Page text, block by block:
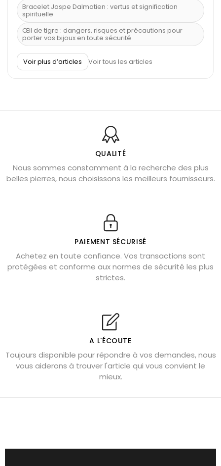
Bracelet Jaspe Dalmatien : vertus et signification
spirituelle
Œil de tigre : dangers, risques et précautions pour
porter vos bijoux en toute sécurité
À quel poignet porter un bracelet de pierre
Découvrez le scorpion et ses pierres
Bienfaits de la sélénite – pierre des anges
L’améthyste est-elle faite pour moi ?
Chrysocolle : pierre apaisante
Obsidienne dorée : vertus et signification
Véritable citrine naturelle non chauffée
Où placer la citrine dans la maison
Cornaline : propriétés magiques
Capricorne : quelles pierres choisir
Shungite : purification et protection
Bagues en labradorite argent 925
Lapis lazuli : propriétés et précautions
Citrine : propriétés magiques
Aigue-marine : propriétés et couleurs
Voir plus d’articles Voir tous les articles
QUALITÉ
Nous sommes constamment à la recherche des plus
belles pierres, nous choisissons les meilleurs fournisseurs.
PAIEMENT SÉCURISÉ
Achetez en toute confiance. Vos transactions sont
protégées et conforme aux normes de sécurité les plus
strictes.
A L'ÉCOUTE
Toujours disponible pour répondre à vos demandes, nous
vous aiderons à trouver l'article qui vous convient le
mieux.